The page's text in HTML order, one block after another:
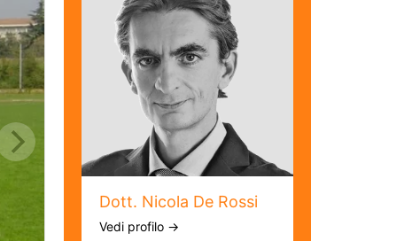
Dott. Nicola De Rossi
Vedi profilo →